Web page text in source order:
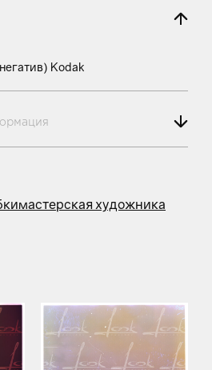
Kodak
мастерская художника